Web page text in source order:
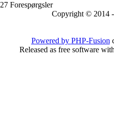
Forespørgsler
Copyright © 2014
Powered by PHP-Fusion
Released as free software